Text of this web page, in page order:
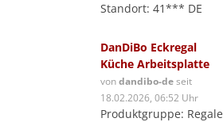
Standort: 41*** DE
DanDiBo Eckregal
Küche Arbeitsplatte
vondandibo-deseit
18.02.2026, 06:52 Uhr
Produktgruppe: Regale